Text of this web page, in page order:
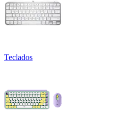
Teclados